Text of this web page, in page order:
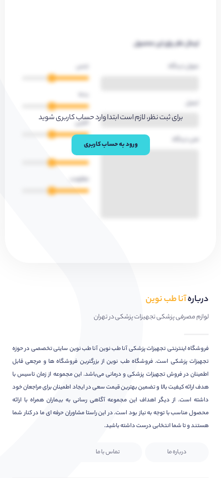
ارسال نظر برای این محصول
عنوان دیدگاه
ایمیل
متن دیدگاه
کارایی
کیفیت
مقاومت
برای ثبت نظر، لازم است ابتدا وارد حساب کاربری شوید
ورود به حساب کاربری
دربارهآنا طب نوین
لوازم مصرفی پزشکی تجهیزات پزشکی در تهران
فروشگاه اینترنتی تجهیزات پزشکی آنا طب نوین آنا طب نوین سایتی تخصصی در حوزه
تجهیزات پزشکی است. فروشگاه طب نوین از بزرگترین فروشگاه ها و مرجعی قابل
اطمینان در فروش تجهیزات پزشکی و درمانی می‌باشد. این مجموعه از زمان تاسیس با
هدف ارائه کیفیت بالا و تضمین بهترین قیمت سعی در ایجاد اطمینان برای مراجعان خود
داشته است. از دیگر اهداف این مجموعه آگاهی رسانی به بیماران همراه با ارائه
محصول مناسب با توجه به نیاز بود است. در این راستا مشاوران حرفه ای ما در کنار شما
هستند و تا شما انتخابی درست داشته باشید.
درباره ما تماس با ما